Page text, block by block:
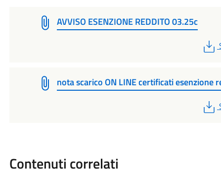
AVVISO ESENZIONE REDDITO 03.25c
nota scarico ON LINE certificati esenzione
Contenuti correlati